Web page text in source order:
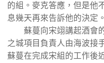
的組。麥克答應，但是他
息幾天再來告訴他的決定。
蘇蔓向宋翊講起酒會的
之城項目負責人由海波接
蘇蔓在完成宋組的工作後